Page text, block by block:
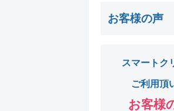
お客様の声
スマートク
ご利用頂
お客様